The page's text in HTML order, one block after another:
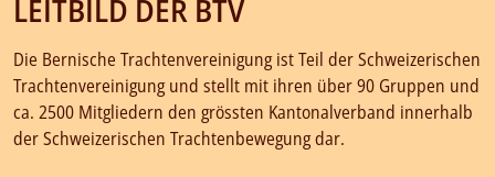
LEITBILD DER BTV
Die Bernische Trachtenvereinigung ist Teil der Schweizerischen
Trachtenvereinigung und stellt mit ihren über 90 Gruppen und
ca. 2500 Mitgliedern den grössten Kantonalverband innerhalb
der Schweizerischen Trachtenbewegung dar.